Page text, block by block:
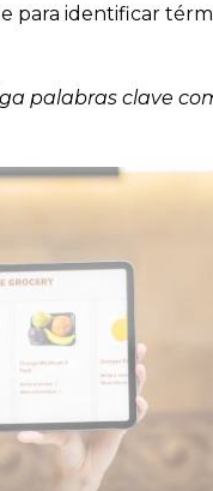
para identificar
palabras clave